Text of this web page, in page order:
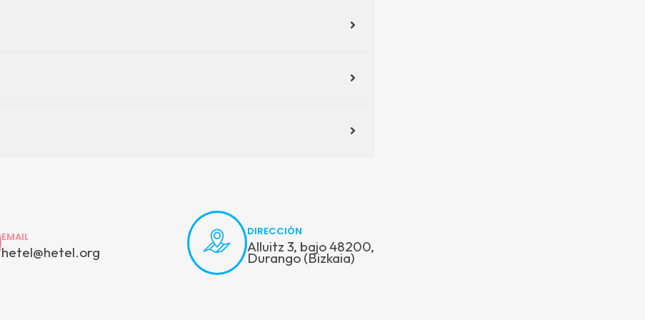
EMAIL
hetel@hetel.org
DIRECCIÓN
Alluitz 3, bajo 48200,
Durango (Bizkaia)